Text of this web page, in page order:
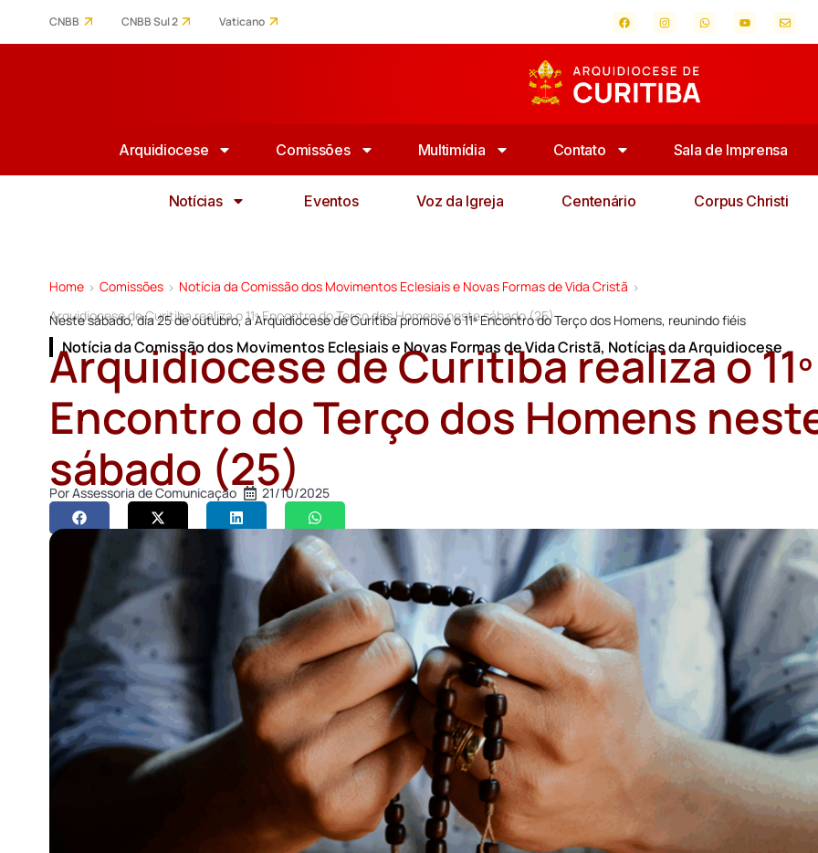
CNBB CNBB Sul 2 Vaticano
Arquidiocese Comissões Multimídia Contato Sala de Imprensa
Notícias Eventos Voz da Igreja Centenário Corpus Christi
Home > Comissões > Notícia da Comissão dos Movimentos Eclesiais e Novas Formas de Vida Cristã >
Arquidiocese de Curitiba realiza o 11º Encontro do Terço dos Homens neste sábado (25)
Neste sábado, dia 25 de outubro, a Arquidiocese de Curitiba promove o 11º Encontro do Terço dos Homens, reunindo fiéis
Notícia da Comissão dos Movimentos Eclesiais e Novas Formas de Vida Cristã, Notícias da Arquidiocese
Arquidiocese de Curitiba realiza o 11º
Encontro do Terço dos Homens
sábado (25)
PorAssessoria de Comunicação 21/10/2025